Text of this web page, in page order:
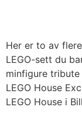
Her er to av
LEGO-sett du
minfigure tribute
LEGO House
LEGO House i